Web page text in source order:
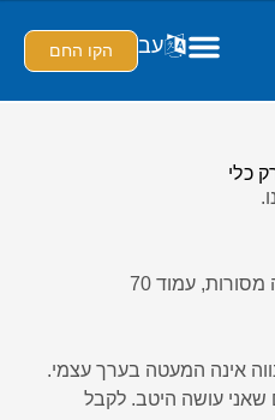
הקו החם עב
כלי
עמוד 70
אינה המעטה בערך עצמי.
שאני עושה היטב. לקבל